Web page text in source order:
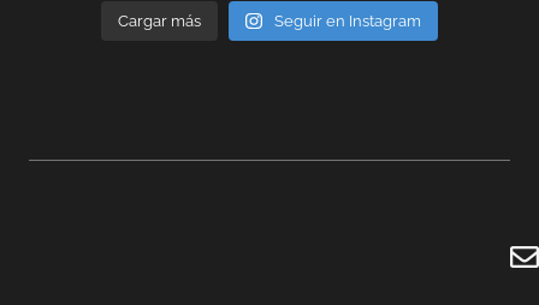
Cargar más Seguir en Instagram